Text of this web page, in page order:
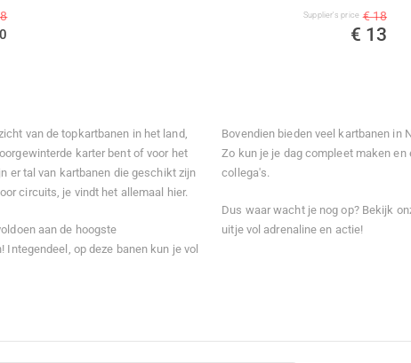
Supplier's price € 18
€ 13
van de topkartbanen in het land,
karter bent of voor het
er tal van kartbanen die geschikt zijn
circuits, je vindt het allemaal hier.
aan de hoogste
op deze banen kun je vol
Bovendien bieden veel kartbanen in
Zo kun je je dag compleet maken
collega's.
Dus waar wacht je nog op? Bekijk
uitje vol adrenaline en actie!